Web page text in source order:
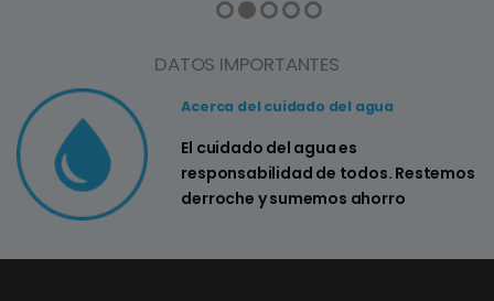
DATOS IMPORTANTES
Acerca del cuidado del agua
El cuidado del agua es
responsabilidad de todos. Restemos
derroche y sumemos ahorro